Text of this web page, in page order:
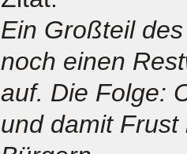
Ein Großteil
noch einen
auf. Die Folge:
und damit